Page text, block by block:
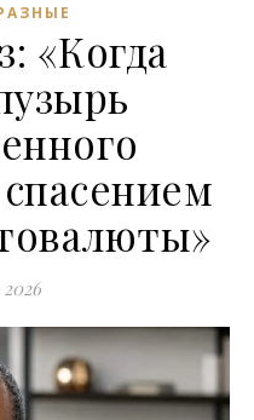
«Когда